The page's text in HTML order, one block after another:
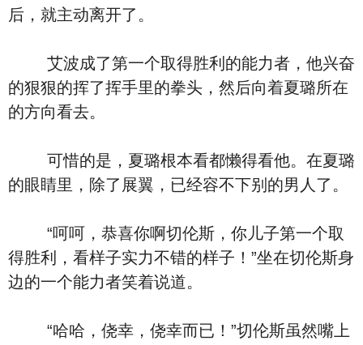
后，就主动离开了。
艾波成了第一个取得胜利的能力者，他兴奋
的狠狠的挥了挥手里的拳头，然后向着夏璐所在
的方向看去。
可惜的是，夏璐根本看都懒得看他。在夏璐
的眼睛里，除了展翼，已经容不下别的男人了。
“呵呵，恭喜你啊切伦斯，你儿子第一个取
得胜利，看样子实力不错的样子！”坐在切伦斯身
边的一个能力者笑着说道。
“哈哈，侥幸，侥幸而已！”切伦斯虽然嘴上